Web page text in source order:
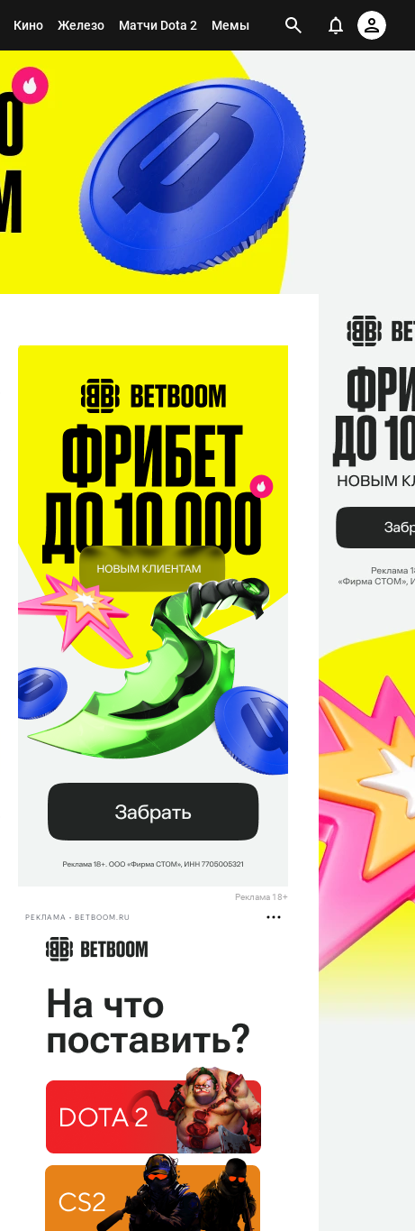
Кино Железо Матчи Dota 2 Мемы
Реклама 18+
РЕКЛАМА • BETBOOM.RU